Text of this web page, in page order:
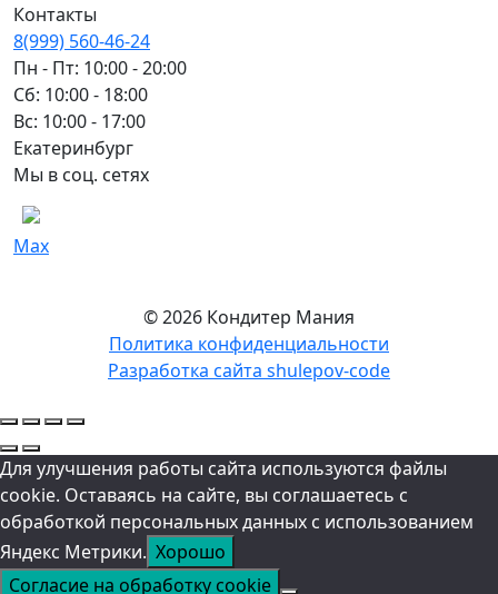
Контакты
8(999) 560-46-24
Пн - Пт: 10:00 - 20:00
Сб: 10:00 - 18:00
Вс: 10:00 - 17:00
Екатеринбург
Мы в соц. сетях
Max
© 2026 Кондитер Мания
Политика конфиденциальности
Разработка сайта shulepov-code
Для улучшения работы сайта используются файлы
cookie. Оставаясь на сайте, вы соглашаетесь с
обработкой персональных данных с использованием
Яндекс Метрики. Хорошо
Согласие на обработку cookie